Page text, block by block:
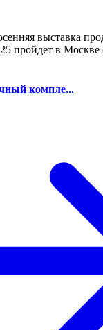
выставка
пройдет в Москве
компле...